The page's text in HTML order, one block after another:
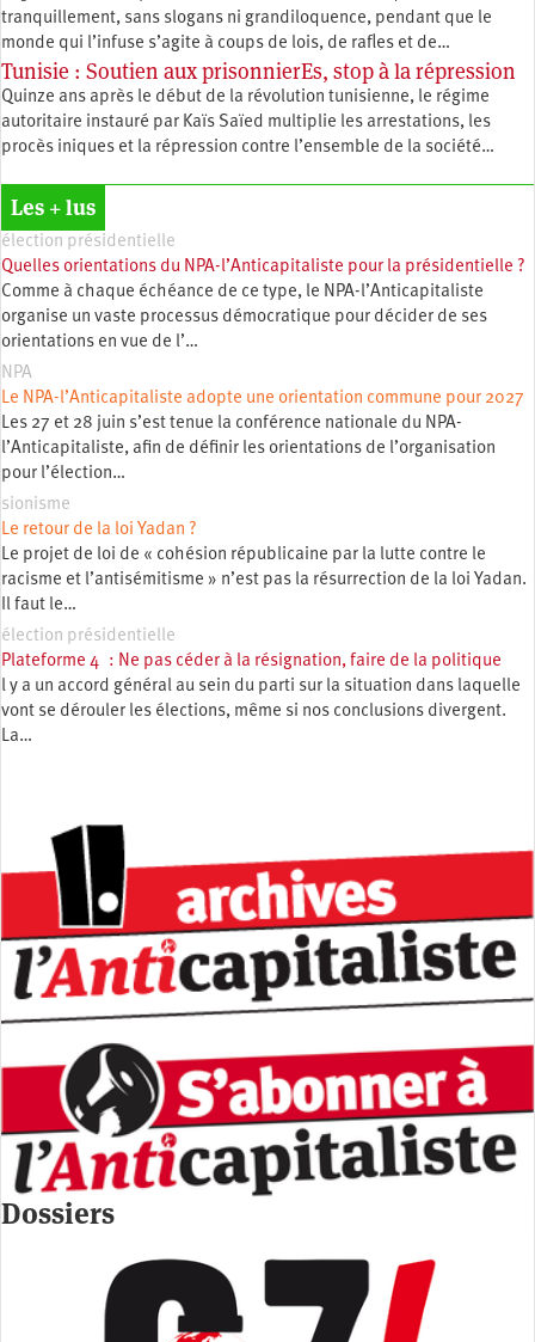
tranquillement, sans slogans ni grandiloquence, pendant que le
monde qui l’infuse s’agite à coups de lois, de rafles et de…
Tunisie : Soutien aux prisonnierEs, stop à la répression
Quinze ans après le début de la révolution tunisienne, le régime
autoritaire instauré par Kaïs Saïed multiplie les arrestations, les
procès iniques et la répression contre l’ensemble de la société…
Les + lus
élection présidentielle
Quelles orientations du NPA-l’Anticapitaliste pour la présidentielle ?
Comme à chaque échéance de ce type, le NPA-l’Anticapitaliste
organise un vaste processus démocratique pour décider de ses
orientations en vue de l’…
NPA
Le NPA-l’Anticapitaliste adopte une orientation commune pour 2027
Les 27 et 28 juin s’est tenue la conférence nationale du NPA-
l’Anticapitaliste, afin de définir les orientations de l’organisation
pour l’élection…
sionisme
Le retour de la loi Yadan ?
Le projet de loi de « cohésion républicaine par la lutte contre le
racisme et l’antisémitisme » n’est pas la résurrection de la loi Yadan.
Il faut le…
élection présidentielle
Plateforme 4 : Ne pas céder à la résignation, faire de la politique
l y a un accord général au sein du parti sur la situation dans laquelle
vont se dérouler les élections, même si nos conclusions divergent.
La…
Dossiers